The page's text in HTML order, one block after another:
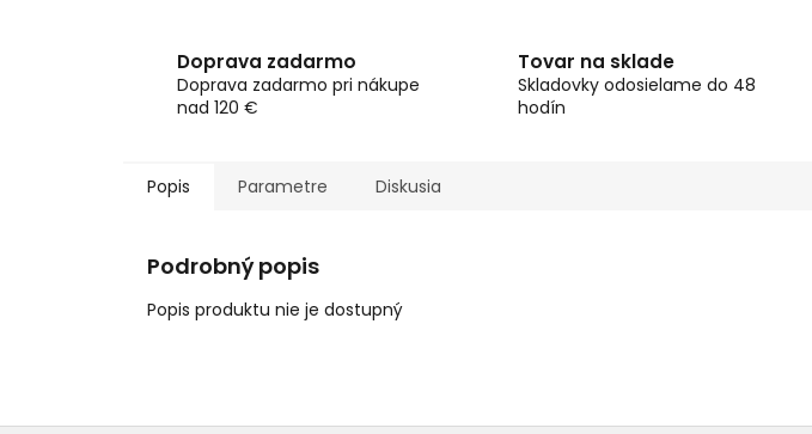
Doprava zadarmo
Doprava zadarmo pri nákupe
nad 120 €
Tovar na sklade
Skladovky odosielame do 48
hodín
Popis Parametre Diskusia
Podrobný popis
Popis produktu nie je dostupný